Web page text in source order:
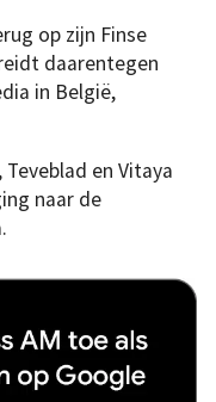
op zijn Finse
daarentegen
in België,
en Vitaya
naar de